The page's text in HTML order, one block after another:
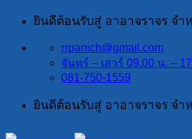
ข้าม
ยินดีต้อนรับสู่ อาอาจราจร จ
rrpanich@gmail.com
จันทร์ – เสาร์ 09.00 น. –
081-750-1559
ยินดีต้อนรับสู่ อาอาจราจร จ